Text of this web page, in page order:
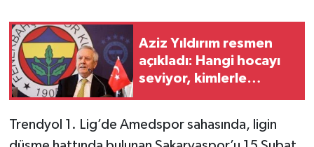
Aziz Yıldırım resmen
açıkladı: Hangi hocayı
seviyor, kimlerle
Trendyol 1. Lig’de Amedspor sahasında, ligin